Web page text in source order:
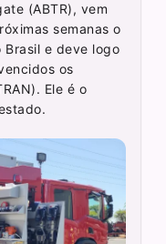
(ABTR), vem
semanas o
Brasil e deve logo
os
Ele é o